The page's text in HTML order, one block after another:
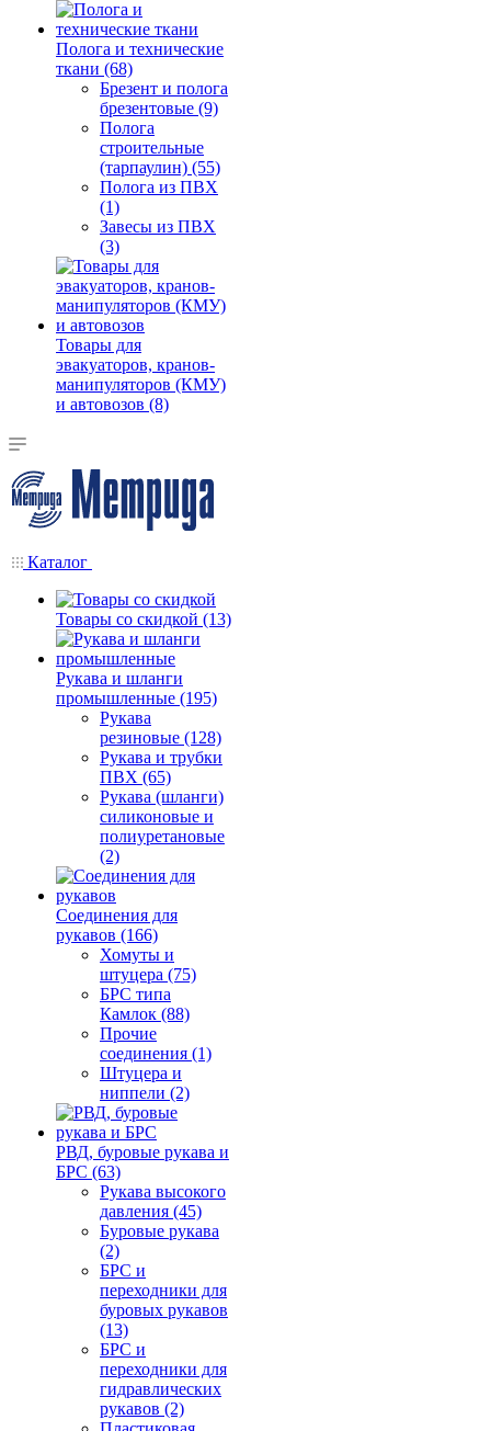
Полога и технические
ткани (68)
Брезент и полога
брезентовые (9)
Полога
строительные
(тарпаулин) (55)
Полога из ПВХ
(1)
Завесы из ПВХ
(3)
Товары для
эвакуаторов, кранов-
манипуляторов (КМУ)
и автовозов (8)
Каталог
Товары со скидкой (13)
Рукава и шланги
промышленные (195)
Рукава
резиновые (128)
Рукава и трубки
ПВХ (65)
Рукава (шланги)
силиконовые и
полиуретановые
(2)
Соединения для
рукавов (166)
Хомуты и
штуцера (75)
БРС типа
Камлок (88)
Прочие
соединения (1)
Штуцера и
ниппели (2)
РВД, буровые рукава и
БРС (63)
Рукава высокого
давления (45)
Буровые рукава
(2)
БРС и
переходники для
буровых рукавов
(13)
БРС и
переходники для
гидравлических
рукавов (2)